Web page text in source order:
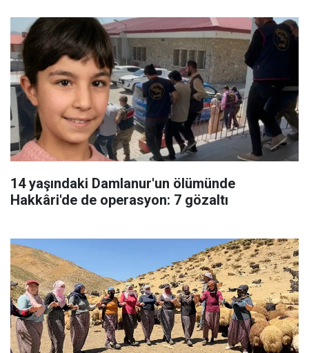
14 yaşındaki Damlanur'un ölümünde
Hakkâri'de de operasyon: 7 gözaltı